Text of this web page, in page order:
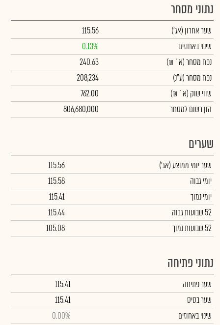
נתוני מסחר
שער אחרון (אג')
115.56
שינוי באחוזים
0.13%
נפח מסחר(א` ₪)
240.63
נפח מסחר(ע"נ)
208,234
שווי שוק (א` ₪)
762.00
הון רשום למסחר
806,680,000
שערים
שער יומי ממוצע(אג')
115.56
יומי גבוה
115.58
יומי נמוך
115.41
52 שבועות גבוה
115.44
52 שבועות נמוך
105.08
נתוני פתיחה
שער פתיחה
115.41
שער בסיס
115.41
שינוי באחוזים
0.00%